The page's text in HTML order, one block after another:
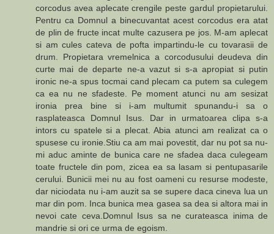
corcodus avea aplecate crengile peste gardul propietarului.
Pentru ca Domnul a binecuvantat acest corcodus era atat
de plin de fructe incat multe cazusera pe jos. M-am aplecat
si am cules cateva de pofta impartindu-le cu tovarasii de
drum. Propietara vremelnica a corcodusului deudeva din
curte mai de departe ne-a vazut si s-a apropiat si putin
ironic ne-a spus tocmai cand plecam ca putem sa culegem
ca ea nu ne sfadeste. Pe moment atunci nu am sesizat
ironia prea bine si i-am multumit spunandu-i sa o
rasplateasca Domnul Isus. Dar in urmatoarea clipa s-a
intors cu spatele si a plecat. Abia atunci am realizat ca o
spusese cu ironie.Stiu ca am mai povestit, dar nu pot sa nu-
mi aduc aminte de bunica care ne sfadea daca culegeam
toate fructele din pom, zicea ea sa lasam si pentupasarile
cerului. Bunicii mei nu au fost oameni cu resurse modeste,
dar niciodata nu i-am auzit sa se supere daca cineva lua un
mar din pom. Inca bunica mea gasea sa dea si altora mai in
nevoi cate ceva.Domnul Isus sa ne curateasca inima de
mandrie si ori ce urma de egoism.